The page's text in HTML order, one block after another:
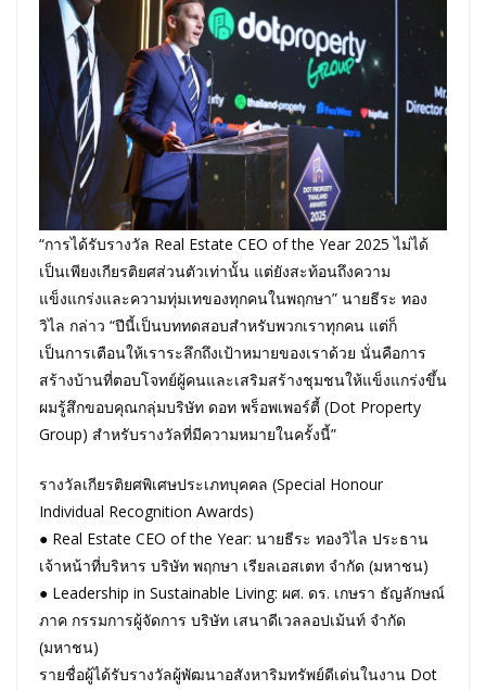
“การได้รับรางวัล Real Estate CEO of the Year 2025 ไม่ได้
เป็นเพียงเกียรติยศส่วนตัวเท่านั้น แต่ยังสะท้อนถึงความ
แข็งแกร่งและความทุ่มเทของทุกคนในพฤกษา” นายธีระ ทอง
วิไล กล่าว “ปีนี้เป็นบททดสอบสำหรับพวกเราทุกคน แต่ก็
เป็นการเตือนให้เราระลึกถึงเป้าหมายของเราด้วย นั่นคือการ
สร้างบ้านที่ตอบโจทย์ผู้คนและเสริมสร้างชุมชนให้แข็งแกร่งขึ้น
ผมรู้สึกขอบคุณกลุ่มบริษัท ดอท พร็อพเพอร์ตี้ (Dot Property
Group) สำหรับรางวัลที่มีความหมายในครั้งนี้”
รางวัลเกียรติยศพิเศษประเภทบุคคล (Special Honour
Individual Recognition Awards)
● Real Estate CEO of the Year: นายธีระ ทองวิไล ประธาน
เจ้าหน้าที่บริหาร บริษัท พฤกษา เรียลเอสเตท จำกัด (มหาชน)
● Leadership in Sustainable Living: ผศ. ดร. เกษรา ธัญลักษณ์
ภาค กรรมการผู้จัดการ บริษัท เสนาดีเวลลอปเม้นท์ จำกัด
(มหาชน)
รายชื่อผู้ได้รับรางวัลผู้พัฒนาอสังหาริมทรัพย์ดีเด่นในงาน Dot